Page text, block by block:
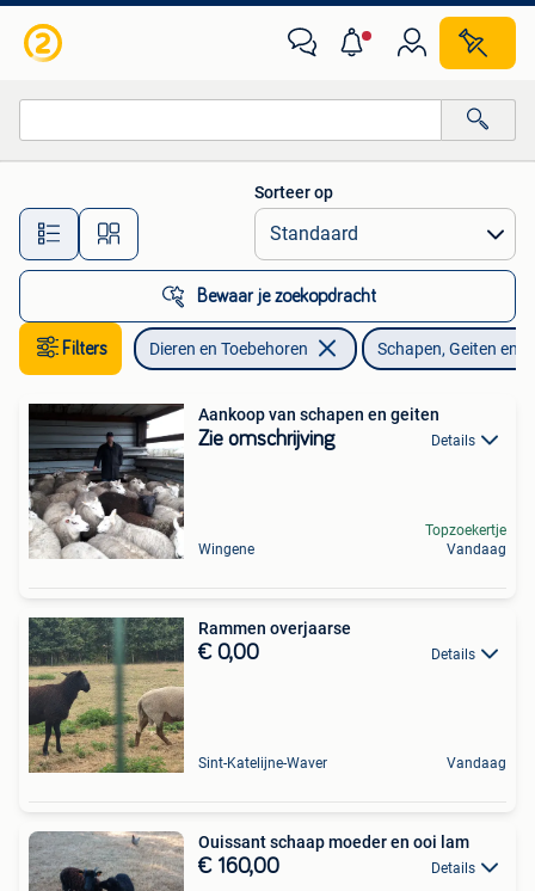
Alle afstanden…
Sorteer op
Bewaar je zoekopdracht
Filters Dieren en Toebehoren Schapen, Geiten en
Aankoop van schapen en geiten
Zie omschrijving Details
Wingene
Topzoekertje
Vandaag
Rammen overjaarse
€ 0,00 Details
Sint-Katelijne-Waver Vandaag
Ouissant schaap moeder en ooi lam
€ 160,00 Details